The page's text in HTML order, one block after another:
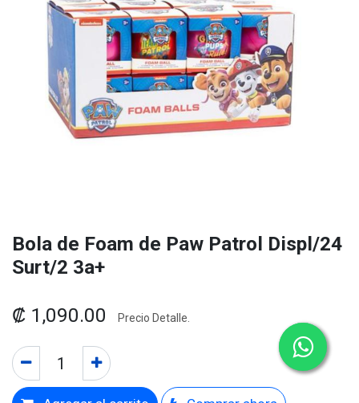
Bola de Foam de Paw Patrol Displ/24
Surt/2 3a+
₡ 1,090.00 Precio Detalle.